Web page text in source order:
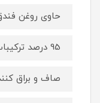
حاوی روغن
95 درصد ترکیبات ارگانیک
صاف و براق